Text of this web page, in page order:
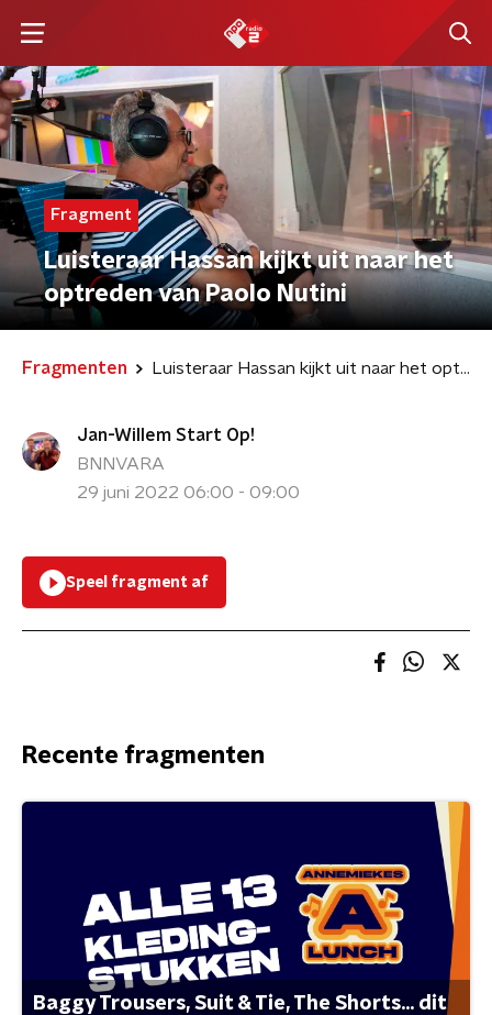
Fragment
Luisteraar Hassan kijkt uit naar het
optreden van Paolo Nutini
Fragmenten Luisteraar Hassan kijkt uit naar het optreden van Paolo Nutini
Jan-Willem Start Op!
BNNVARA
29 juni 2022 06:00 - 09:00
Speel fragment af
Recente fragmenten
Baggy Trousers, Suit & Tie, The Shorts... dit